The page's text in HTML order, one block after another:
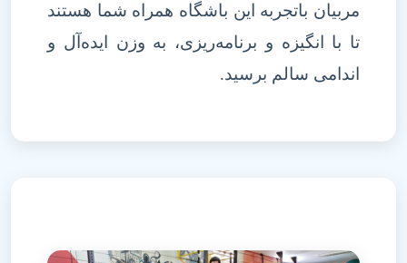
مربیان باتجربه این باشگاه همراه شما هستند
تا با انگیزه و برنامه‌ریزی، به وزن ایده‌آل و
اندامی سالم برسید.